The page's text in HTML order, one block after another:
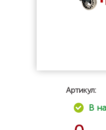
Артикул: